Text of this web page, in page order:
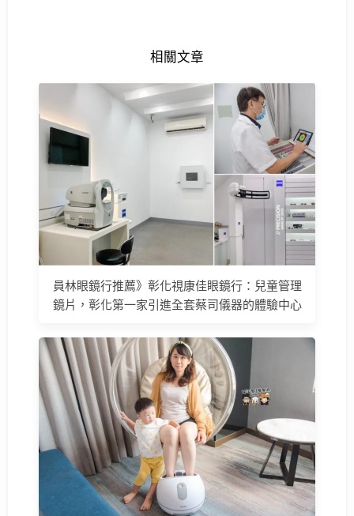
相關文章
員林眼鏡行推薦》彰化視康佳眼鏡行：兒童管理
鏡片，彰化第一家引進全套蔡司儀器的體驗中心